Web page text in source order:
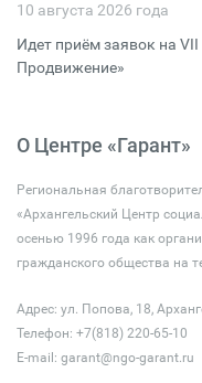
10 августа 2026 года
Идет приём заявок на
Продвижение»
О Центре «Гарант»
Региональная
«Архангельский Центр
осенью 1996 года как
гражданского общества на
Адрес: ул. Попова, 18,
Телефон: +7(818) 220-65-10
E-mail: garant@ngo-garant.ru